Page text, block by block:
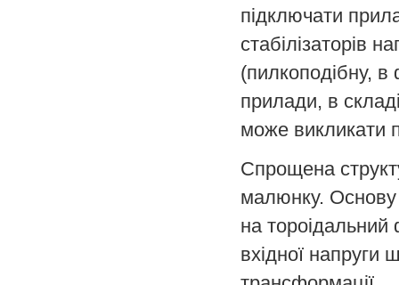
підключати
стабілізаторів
(пилкоподібну, в
прилади, в
може викликати
Спрощена
малюнку.
на тороідальний
вхідної